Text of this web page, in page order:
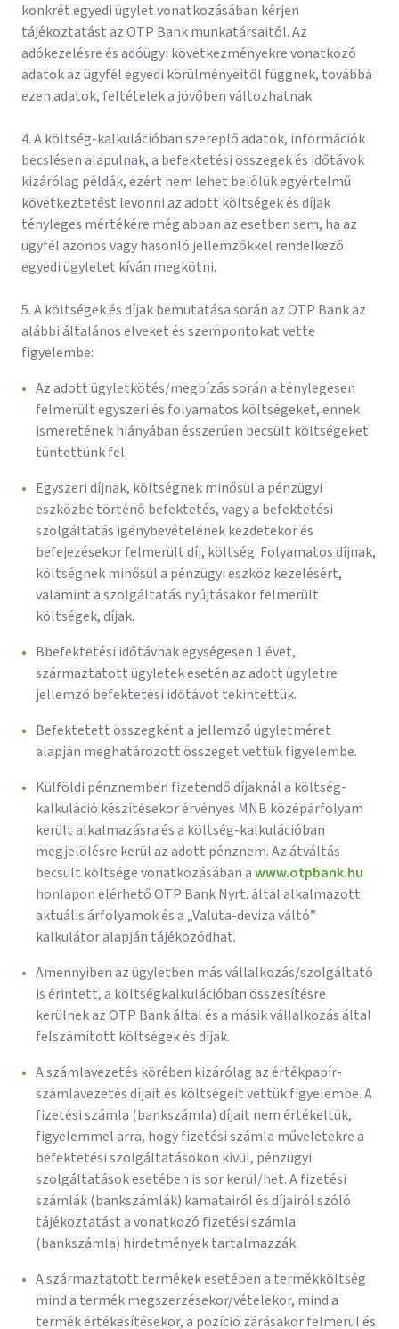
konkrét egyedi ügylet vonatkozásában kérjen
tájékoztatást az OTP Bank munkatársaitól. Az
adókezelésre és adóügyi következményekre vonatkozó
adatok az ügyfél egyedi körülményeitől függnek, továbbá
ezen adatok, feltételek a jövőben változhatnak.
4. A költség-kalkulációban szereplő adatok, információk
becslésen alapulnak, a befektetési összegek és időtávok
kizárólag példák, ezért nem lehet belőlük egyértelmű
következtetést levonni az adott költségek és díjak
tényleges mértékére még abban az esetben sem, ha az
ügyfél azonos vagy hasonló jellemzőkkel rendelkező
egyedi ügyletet kíván megkötni.
5. A költségek és díjak bemutatása során az OTP Bank az
alábbi általános elveket és szempontokat vette
figyelembe:
Az adott ügyletkötés/megbízás során a ténylegesen
felmerült egyszeri és folyamatos költségeket, ennek
ismeretének hiányában ésszerűen becsült költségeket
tüntettünk fel.
Egyszeri díjnak, költségnek minősül a pénzügyi
eszközbe történő befektetés, vagy a befektetési
szolgáltatás igénybevételének kezdetekor és
befejezésekor felmerült díj, költség. Folyamatos díjnak,
költségnek minősül a pénzügyi eszköz kezelésért,
valamint a szolgáltatás nyújtásakor felmerült
költségek, díjak.
Bbefektetési időtávnak egységesen 1 évet,
származtatott ügyletek esetén az adott ügyletre
jellemző befektetési időtávot tekintettük.
Befektetett összegként a jellemző ügyletméret
alapján meghatározott összeget vettük figyelembe.
Külföldi pénznemben fizetendő díjaknál a költség-
kalkuláció készítésekor érvényes MNB középárfolyam
került alkalmazásra és a költség-kalkulációban
megjelölésre kerül az adott pénznem. Az átváltás
becsült költsége vonatkozásában awww.otpbank.hu
honlapon elérhető OTP Bank Nyrt. által alkalmazott
aktuális árfolyamok és a „Valuta-deviza váltó”
kalkulátor alapján tájékozódhat.
Amennyiben az ügyletben más vállalkozás/szolgáltató
is érintett, a költségkalkulációban összesítésre
kerülnek az OTP Bank által és a másik vállalkozás által
felszámított költségek és díjak.
A számlavezetés körében kizárólag az értékpapír-
számlavezetés díjait és költségeit vettük figyelembe. A
fizetési számla (bankszámla) díjait nem értékeltük,
figyelemmel arra, hogy fizetési számla műveletekre a
befektetési szolgáltatásokon kívül, pénzügyi
szolgáltatások esetében is sor kerül/het. A fizetési
számlák (bankszámlák) kamatairól és díjairól szóló
tájékoztatást a vonatkozó fizetési számla
(bankszámla) hirdetmények tartalmazzák.
A származtatott termékek esetében a termékköltség
mind a termék megszerzésekor/vételekor, mind a
termék értékesítésekor, a pozíció zárásakor felmerül és